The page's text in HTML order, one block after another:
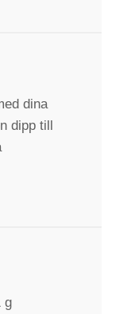
dina
dipp till
g